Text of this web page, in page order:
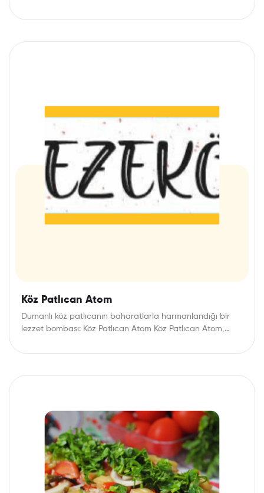
Köz Patlıcan Atom
Dumanlı köz patlıcanın baharatlarla harmanlandığı bir
lezzet bombası: Köz Patlıcan Atom Köz Patlıcan Atom,